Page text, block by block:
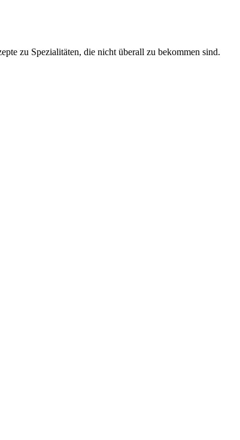
zu Spezialitäten, die nicht überall zu bekommen sind.